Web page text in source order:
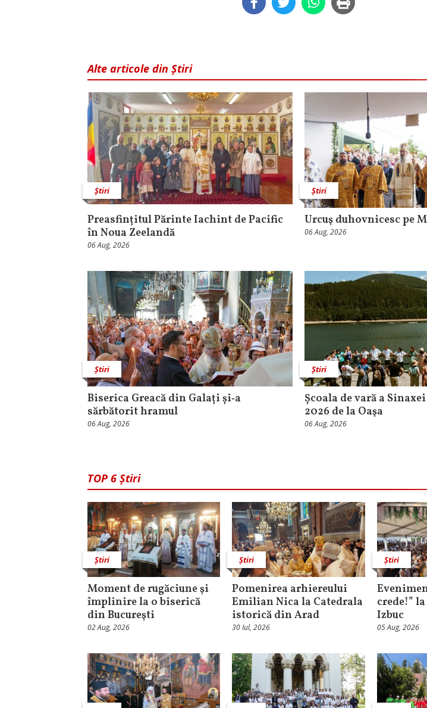
Alte articole din Știri
Știri
Preasfințitul Părinte Iachint de Pacific
în Noua Zeelandă
06 Aug, 2026
Știri
Urcuş duhovnicesc pe
06 Aug, 2026
Știri
Biserica Greacă din Galați și‑a
sărbătorit hramul
06 Aug, 2026
Știri
Școala de vară a
2026 de la Oaşa
06 Aug, 2026
TOP 6 Știri
Știri
Moment de rugăciune şi
împlinire la o biserică
din Bucureşti
02 Aug, 2026
Știri
Pomenirea arhiereului
Emilian Nica la Catedrala
istorică din Arad
30 Iul, 2026
Știri
crede!”
Izbuc
05 Aug, 2026